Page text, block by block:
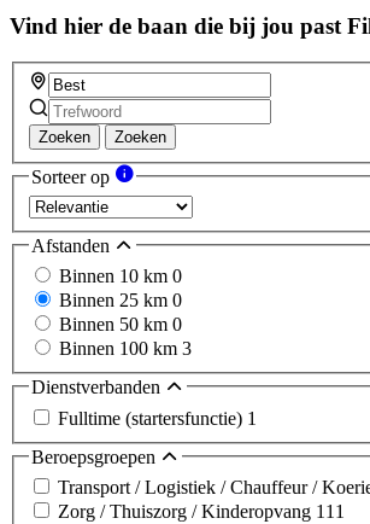
Vind hier de baan die bij jou past
Zoeken Zoeken
Sorteer op
Afstanden
Binnen 10 km 0
Binnen 25 km 0
Binnen 50 km 0
Binnen 100 km 3
Dienstverbanden
Fulltime (startersfunctie) 1
Beroepsgroepen
Transport / Logistiek / Chauffeur /
Zorg / Thuiszorg / Kinderopvang 111